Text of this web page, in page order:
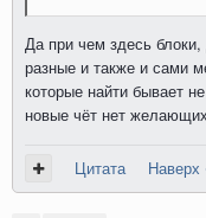
Да при чем здесь
разные и также и сами
которые найти бывает
новые чёт нет желающих
Цитата Наверх